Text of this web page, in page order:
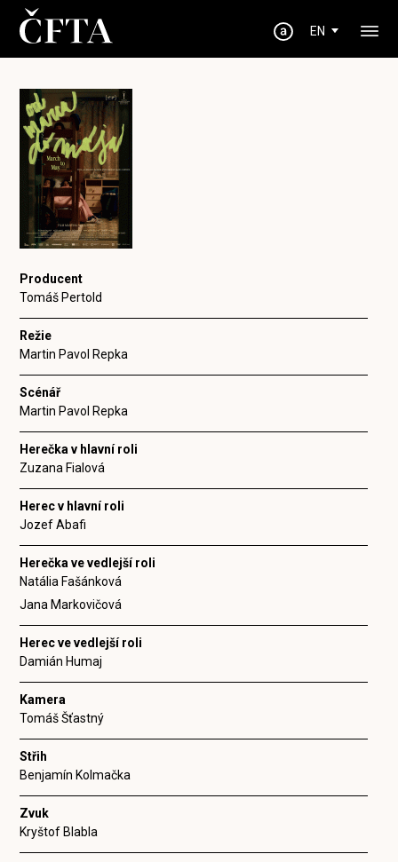
EN
Producent
Tomáš Pertold
Režie
Martin Pavol Repka
Scénář
Martin Pavol Repka
Herečka v hlavní roli
Zuzana Fialová
Herec v hlavní roli
Jozef Abafi
Herečka ve vedlejší roli
Natália Fašánková
Jana Markovičová
Herec ve vedlejší roli
Damián Humaj
Kamera
Tomáš Šťastný
Střih
Benjamín Kolmačka
Zvuk
Kryštof Blabla